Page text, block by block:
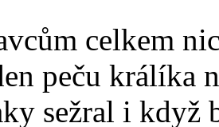
celkem
peču králíka
sežral i když